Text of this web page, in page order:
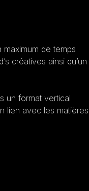
de temps
créatives ainsi qu’un
un format vertical
lien avec les matières